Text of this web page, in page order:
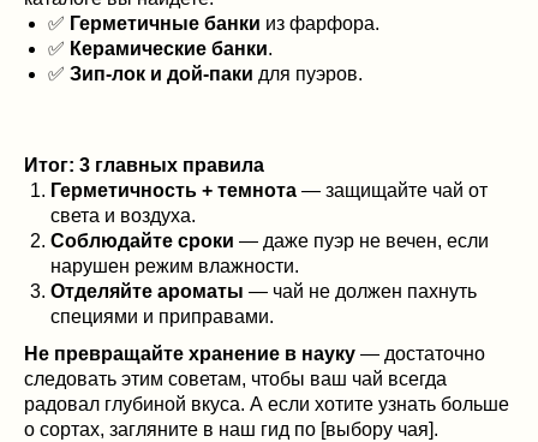
✅ Герметичные банки из фарфора.
✅ Керамические банки.
✅ Зип-лок и дой-паки для пуэров.
Итог: 3 главных правила
Герметичность + темнота — защищайте чай от
света и воздуха.
Соблюдайте сроки — даже пуэр не вечен, если
нарушен режим влажности.
Отделяйте ароматы — чай не должен пахнуть
специями и приправами.
Не превращайте хранение в науку — достаточно
следовать этим советам, чтобы ваш чай всегда
радовал глубиной вкуса. А если хотите узнать больше
о сортах, загляните в наш гид по [выбору чая].